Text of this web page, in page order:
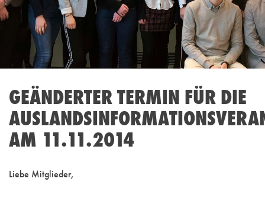
GEÄNDERTER TERMIN FÜR DIE
AM 11.11.2014
Liebe Mitglieder,